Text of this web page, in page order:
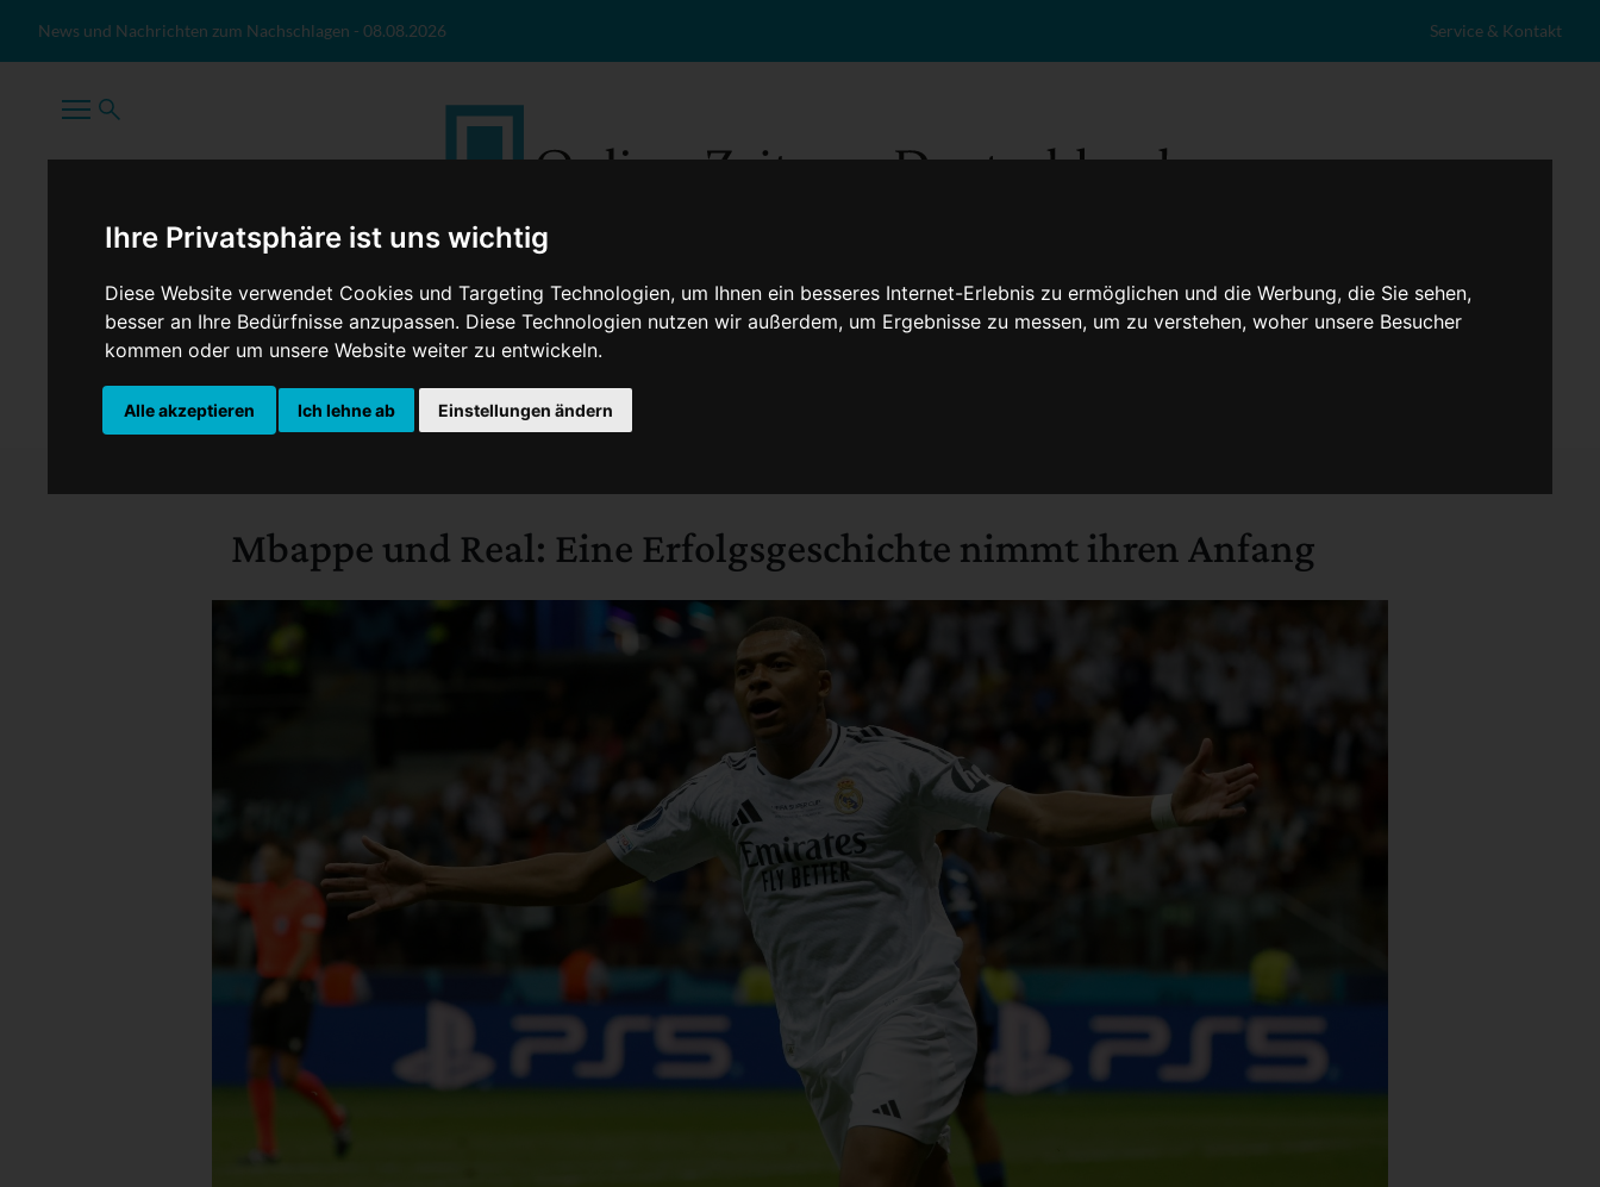
Ihre Privatsphäre ist uns wichtig
Diese Website verwendet Cookies und Targeting Technologien, um Ihnen ein besseres Internet-Erlebnis zu ermöglichen und die Werbung, die Sie sehen,
besser an Ihre Bedürfnisse anzupassen. Diese Technologien nutzen wir außerdem, um Ergebnisse zu messen, um zu verstehen, woher unsere Besucher
kommen oder um unsere Website weiter zu entwickeln.
Alle akzeptieren Ich lehne ab Einstellungen ändern
News und Nachrichten zum Nachschlagen - 08.08.2026 Service & Kontakt
TopNews Politik Sport Wirtschaft Firmennews Gesellschaft
Mbappe und Real: Eine Erfolgsgeschichte nimmt ihren Anfang